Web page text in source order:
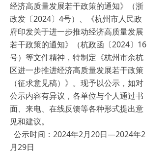
经济高质量发展若干政策的通知》（浙
政发〔2024〕4号）、《杭州市人民政
府印发关于进一步推动经济高质量发展
若干政策的通知》（杭政函〔2024〕16
号）等文件精神，特制定《杭州市余杭
区进一步推进经济高质量发展若干政策
（征求意见稿）》。现予以公示，如对
公示内容有异议，各单位与个人通过书
面、来电、在线反馈等各种形式提出意
见和建议。
公示时间：2024年2月20日—2024年2
月29日